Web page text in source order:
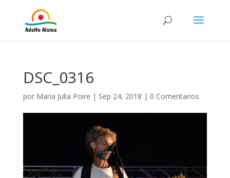
DSC_0316
por Maria Julia Poire | Sep 24, 2018 | 0 Comentarios